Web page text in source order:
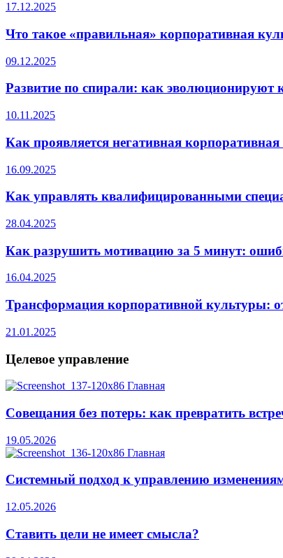
17.12.2025
Что такое «правильная» корпоративная
09.12.2025
Развитие по спирали: как эволюционируют
10.11.2025
Как проявляется негативная корпоративная
16.09.2025
Как управлять квалифицированными
28.04.2025
Как разрушить мотивацию за 5 минут:
16.04.2025
Трансформация корпоративной культуры:
21.01.2025
Целевое управление
Совещания без потерь: как превратить
19.05.2026
Системный подход к управлению
12.05.2026
Ставить цели не имеет смысла?